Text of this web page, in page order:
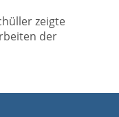
zeigte
der